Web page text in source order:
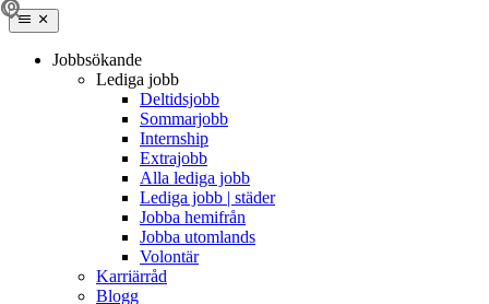
Jobbsökande
Lediga jobb
Deltidsjobb
Sommarjobb
Internship
Extrajobb
Alla lediga jobb
Lediga jobb | städer
Jobba hemifrån
Jobba utomlands
Volontär
Karriärråd
Blogg